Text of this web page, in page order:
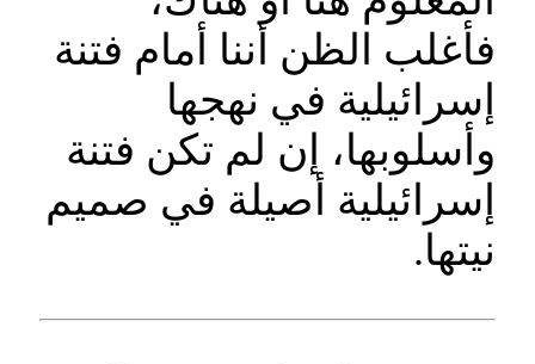
فأغلب الظن أننا أمام فتنة
إسرائيلية في نهجها
وأسلوبها، إن لم تكن فتنة
إسرائيلية أصيلة في صميم
نيتها.